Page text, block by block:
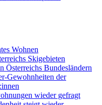
Wohnen
Skigebieten
Österreichs Bundesländern
Gewohnheiten der
wieder gefragt